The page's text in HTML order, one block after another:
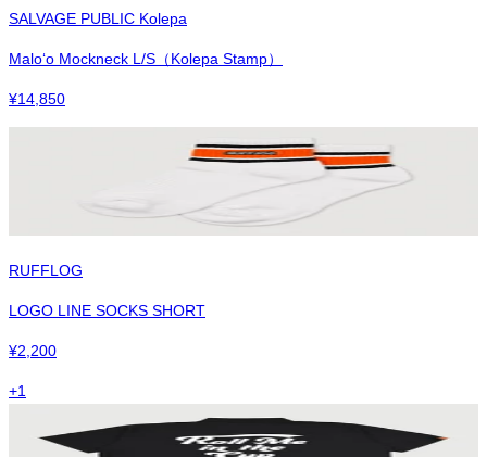
SALVAGE PUBLIC Kolepa
Maloʻo Mockneck L/S（Kolepa Stamp）
¥14,850
RUFFLOG
LOGO LINE SOCKS SHORT
¥2,200
+1